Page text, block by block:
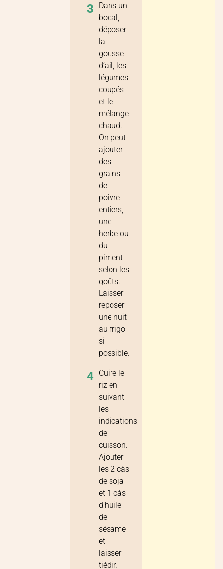
3
Dans un
bocal,
déposer
la
gousse
d’ail, les
légumes
coupés
et le
mélange
chaud.
On peut
ajouter
des
grains
de
poivre
entiers,
une
herbe ou
du
piment
selon les
goûts.
Laisser
reposer
une nuit
au frigo
si
possible.
4 Cuire le
riz en
suivant
les
indications
de
cuisson.
Ajouter
les 2 càs
de soja
et 1 càs
d’huile
de
sésame
et
laisser
tiédir.